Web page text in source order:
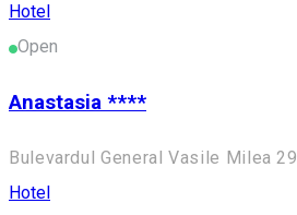
Hotel
Open
Anastasia ****
Hotel